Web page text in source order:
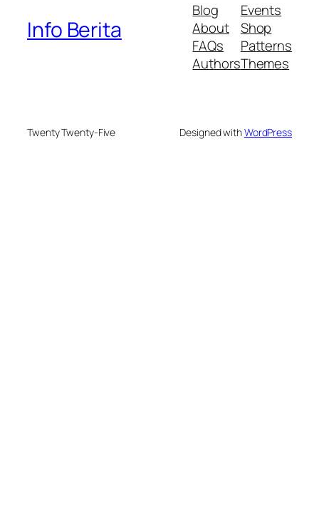
Info Berita
Blog
About
FAQs
Authors
Events
Shop
Patterns
Themes
Twenty Twenty-Five Designed withWordPress